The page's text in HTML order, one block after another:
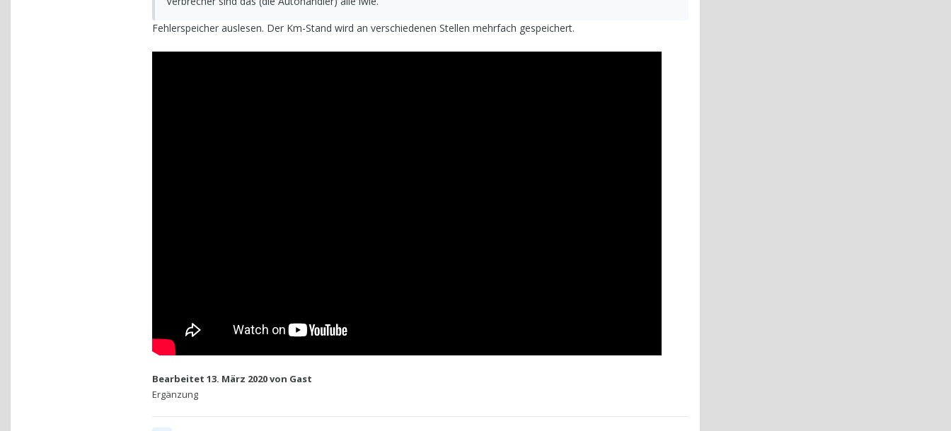
Fehlerspeicher auslesen. Der Km-Stand wird an verschiedenen Stellen mehrfach gespeichert.
Bearbeitet 13. März 2020von Gast
Ergänzung